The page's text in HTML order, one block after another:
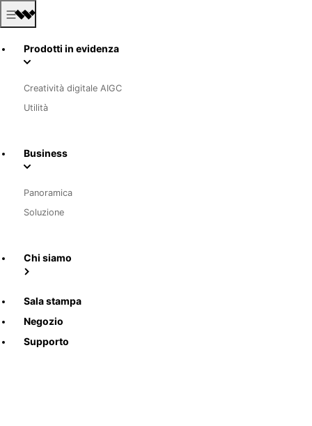
Prodotti in evidenza
Creatività digitale AIGC
Utilità
Business
Panoramica
Soluzione
Chi siamo
Sala stampa
Negozio
Supporto